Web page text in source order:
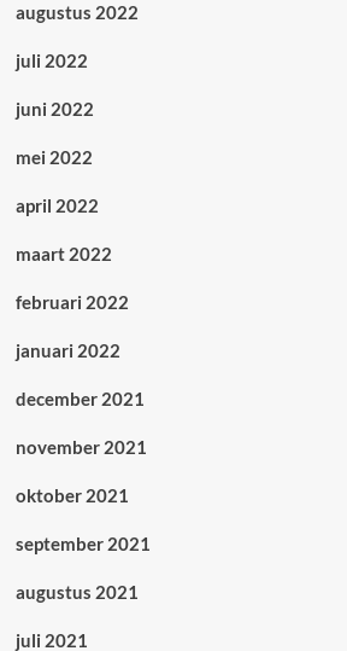
augustus 2022
juli 2022
juni 2022
mei 2022
april 2022
maart 2022
februari 2022
januari 2022
december 2021
november 2021
oktober 2021
september 2021
augustus 2021
juli 2021